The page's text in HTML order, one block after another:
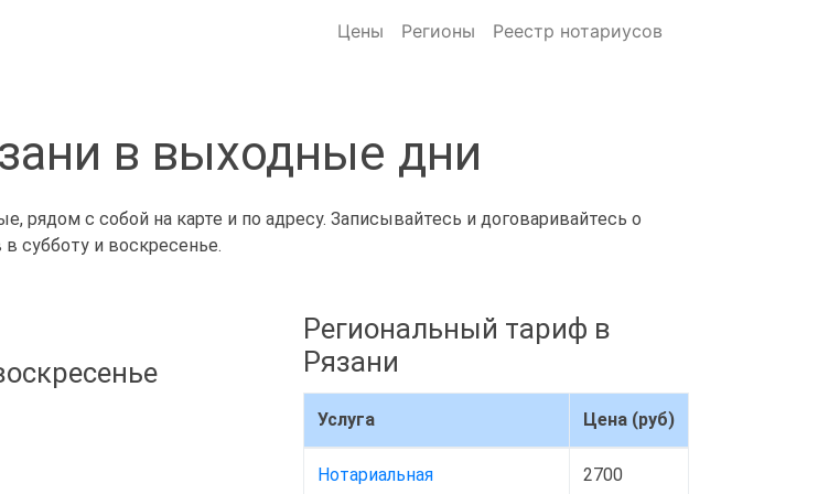
Цены Регионы Реестр нотариусов
в выходные дни
рядом с собой на карте и по адресу. Записывайтесь и договаривайтесь о
субботу и воскресенье.
Региональный тариф в
Рязани
Услуга Цена (руб)
Нотариальная
2700